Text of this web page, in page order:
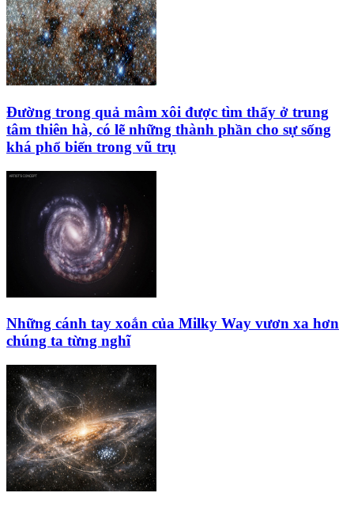
Đường trong quả mâm xôi được tìm thấy ở trung
tâm thiên hà, có lẽ những thành phần cho sự sống
khá phổ biến trong vũ trụ
Những cánh tay xoắn của Milky Way vươn xa hơn
chúng ta từng nghĩ